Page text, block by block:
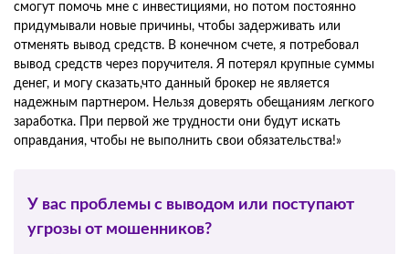
смогут помочь мне с инвестициями, но потом постоянно
придумывали новые причины, чтобы задерживать или
отменять вывод средств. В конечном счете, я потребовал
вывод средств через поручителя. Я потерял крупные суммы
денег, и могу сказать,что данный брокер не является
надежным партнером. Нельзя доверять обещаниям легкого
заработка. При первой же трудности они будут искать
оправдания, чтобы не выполнить свои обязательства!»
У вас проблемы с выводом или поступают
угрозы от мошенников?